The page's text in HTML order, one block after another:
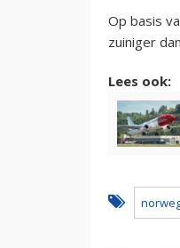
Op basis
zuiniger
Lees ook: